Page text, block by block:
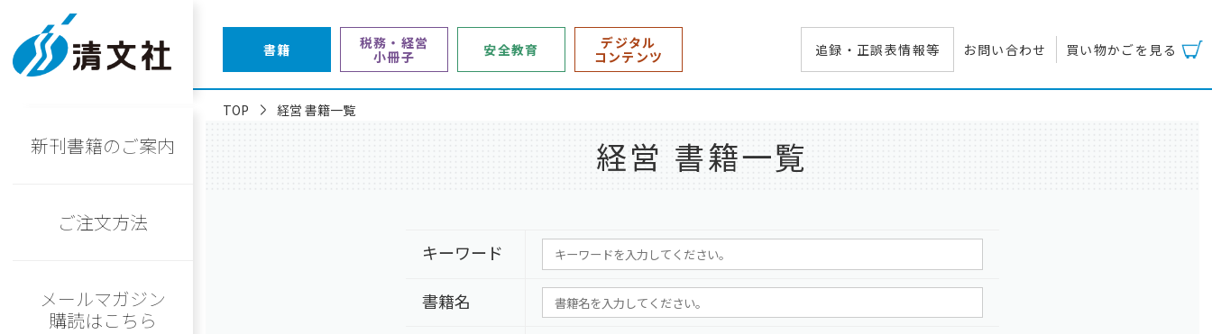
書籍
税務・経営
小冊子
安全教育
デジタル
コンテンツ
追録・正誤表情報等 お問い合わせ 買い物かごを見る
新刊書籍のご案内
ご注文方法
メールマガジン
購読はこちら
TOP 経営 書籍一覧
経営 書籍一覧
キーワード
書籍名